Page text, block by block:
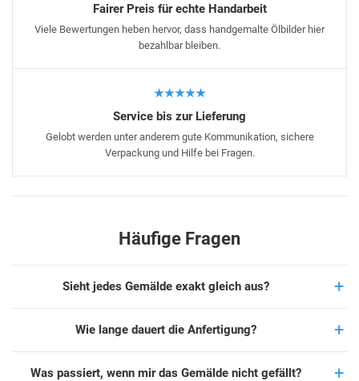
Fairer Preis für echte Handarbeit
Viele Bewertungen heben hervor, dass handgemalte Ölbilder hier
bezahlbar bleiben.
★★★★★
Service bis zur Lieferung
Gelobt werden unter anderem gute Kommunikation, sichere
Verpackung und Hilfe bei Fragen.
Häufige Fragen
Sieht jedes Gemälde exakt gleich aus?
Wie lange dauert die Anfertigung?
Was passiert, wenn mir das Gemälde nicht gefällt?